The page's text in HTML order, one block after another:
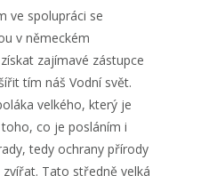
ve spolupráci se
v německém
zajímavé zástupce
tím náš Vodní svět.
velkého, který je
co je posláním i
tedy ochrany přírody
Tato středně velká